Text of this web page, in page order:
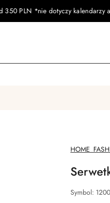
350 PLN *nie dotyczy kalendarzy
NAZWA
Symbol: